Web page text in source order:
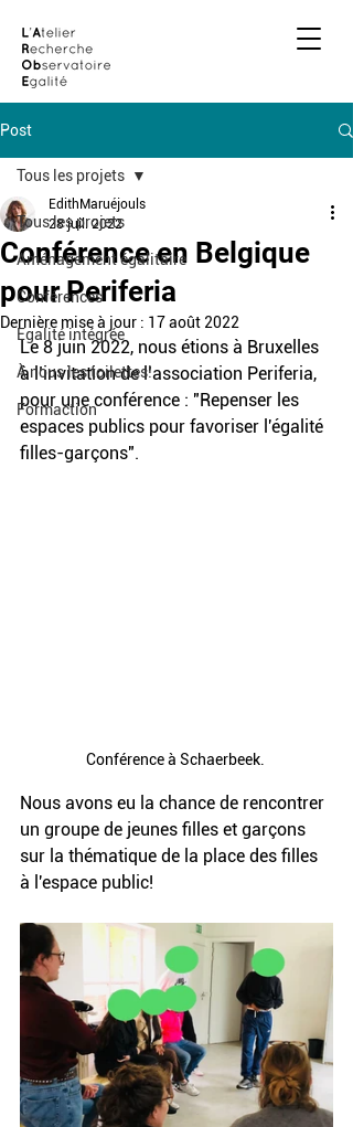
Post
Tous les projets
Aménagement égalitaire
Conférences
Egalité intégrée
À nous les toilettes!
Formaction
Tous les projets
Conférence en Belgique
pour Periferia
EdithMaruéjouls
28 juil. 2022
Dernière mise à jour : 17 août 2022
Le 8 juin 2022, nous étions à Bruxelles
à l’invitation de l’association Periferia,
pour une conférence : "Repenser les
espaces publics pour favoriser l'égalité
filles-garçons".
Conférence à Schaerbeek.
Nous avons eu la chance de rencontrer
un groupe de jeunes filles et garçons
sur la thématique de la place des filles
à l'espace public!